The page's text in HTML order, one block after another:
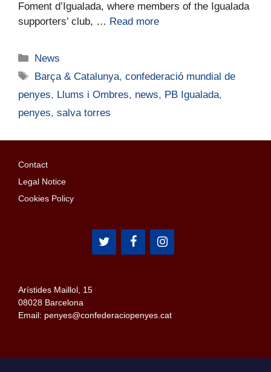
Foment d’Igualada, where members of the Igualada
supporters’ club, … Read more
News
Barça & Catalunya,confederació mundial de
penyes, Llums i Ombres, news, PB Igualada,
penyes, salva torres
Contact
Legal Notice
Cookies Policy
Arístides Maillol, 15
08028 Barcelona
Email: penyes@confederaciopenyes.cat